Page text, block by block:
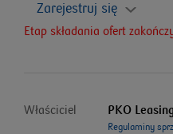
Zarejestruj się
Etap składania ofert
Właściciel PKO
Regulaminy